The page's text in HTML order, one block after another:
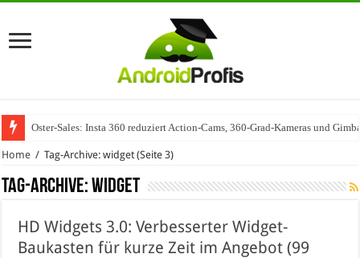
Oster-Sales: Insta 360 reduziert Action-Cams, 360-Grad-Kameras und
Wenn Technologie auf Automobilindustrie trifft – SAP Automotive als
Home / Tag-Archive: widget(Seite 3)
Tag-Archive:widget
HD Widgets 3.0: Verbesserter Widget-
Baukasten für kurze Zeit im Angebot (99